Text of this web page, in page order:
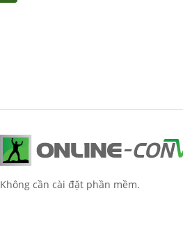
Không cần cài đặt phần mềm.